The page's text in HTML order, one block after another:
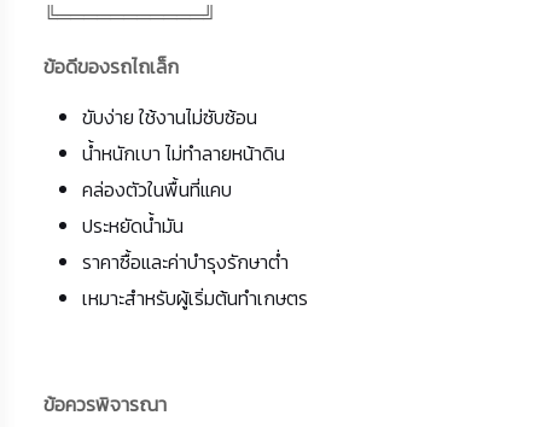
╚═══════════╝
ข้อดีของรถไถเล็ก
ขับง่าย ใช้งานไม่ซับซ้อน
น้ำหนักเบา ไม่ทำลายหน้าดิน
คล่องตัวในพื้นที่แคบ
ประหยัดน้ำมัน
ราคาซื้อและค่าบำรุงรักษาต่ำ
เหมาะสำหรับผู้เริ่มต้นทำเกษตร
ข้อควรพิจารณา